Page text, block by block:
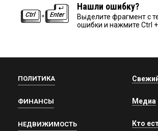
Нашли ошибку?
Выделите фрагмент с
ошибки и нажмите Ctrl +
ПОЛИТИКА
ФИНАНСЫ
НЕДВИЖИМОСТЬ
Медиа
Кто